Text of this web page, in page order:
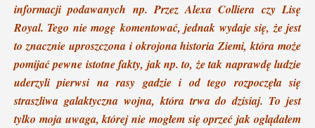
informacji podawanych np. Przez Alexa Colliera czy Lisę
Royal. Tego nie mogę komentować, jednak wydaje się, że jest
to znacznie uproszczona i okrojona historia Ziemi, która może
pomijać pewne istotne fakty, jak np. to, że tak naprawdę ludzie
uderzyli pierwsi na rasy gadzie i od tego rozpoczęła się
straszliwa galaktyczna wojna, która trwa do dzisiaj. To jest
tylko moja uwaga, której nie mogłem się oprzeć jak oglądałem